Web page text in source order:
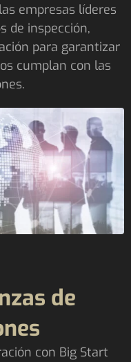
empresas líderes
de inspección,
para garantizar
cumplan con las
de
con Big Start